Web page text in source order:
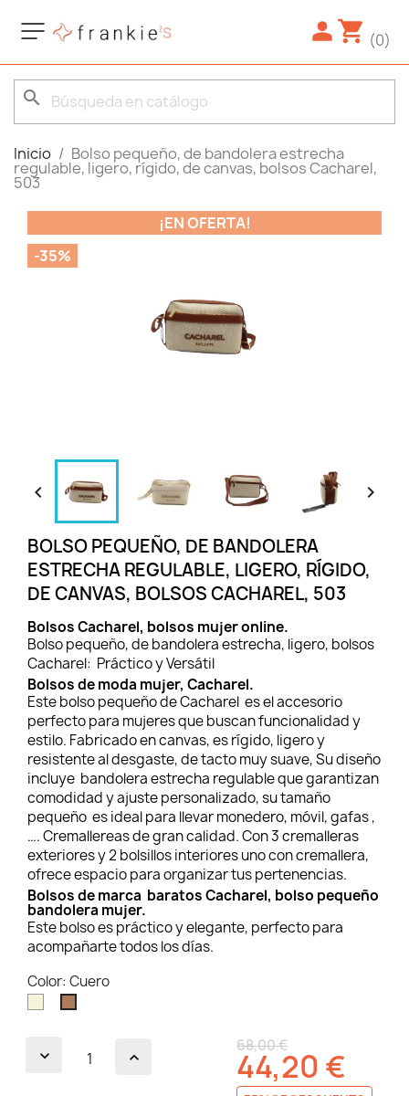
(0)
search
Inicio Bolso pequeño, de bandolera estrecha
regulable, ligero, rígido, de canvas, bolsos Cacharel,
503
¡EN OFERTA!
-35%
 
BOLSO PEQUEÑO, DE BANDOLERA
ESTRECHA REGULABLE, LIGERO, RÍGIDO,
DE CANVAS, BOLSOS CACHAREL, 503
Bolsos Cacharel, bolsos mujer online.
Bolso pequeño, de bandolera estrecha, ligero, bolsos
Cacharel: Práctico y Versátil
Bolsos de moda mujer, Cacharel.
Este bolso pequeño de Cacharel es el accesorio
perfecto para mujeres que buscan funcionalidad y
estilo. Fabricado en canvas, es rígido, ligero y
resistente al desgaste, de tacto muy suave, Su diseño
incluye bandolera estrecha regulable que garantizan
comodidad y ajuste personalizado, su tamaño
pequeño es ideal para llevar monedero, móvil, gafas ,
…. Cremallereas de gran calidad. Con 3 cremalleras
exteriores y 2 bolsillos interiores uno con cremallera,
ofrece espacio para organizar tus pertenencias.
Bolsos de marca baratos Cacharel, bolso pequeño
bandolera mujer.
Este bolso es práctico y elegante, perfecto para
acompañarte todos los días.
Color: Cuero
BeigeCuero
68,00 €
44,20 €